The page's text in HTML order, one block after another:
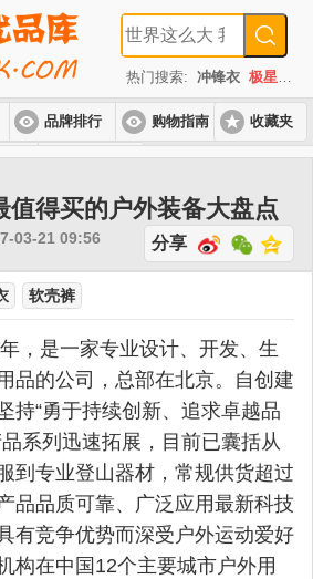
热门搜索: 冲锋衣 极星
品牌排行 购物指南
装 高端套装
收藏夹
值得买的户外装备大盘点
分享
03-21 09:56
软壳裤
，是一家专业设计、开发、生
品的公司，总部在北京。自创建
持“勇于持续创新、追求卓越品
系列迅速拓展，目前已囊括从
到专业登山器材，常规供货超过
品品质可靠、广泛应用最新科技
有竞争优势而深受户外运动爱好
构在中国12个主要城市户外用